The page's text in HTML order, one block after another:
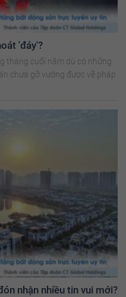
'đáy'?
tháng cuối năm dù có những
chưa gỡ vướng được về pháp
nhận nhiều tin vui mới?